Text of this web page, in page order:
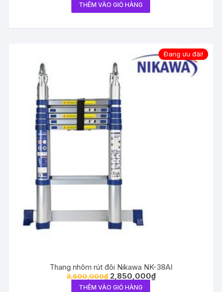
THÊM VÀO GIỎ HÀNG
Đang ưu đãi!
Thang nhôm rút đôi Nikawa NK-38AI
3,500,000₫ 2,850,000₫
THÊM VÀO GIỎ HÀNG